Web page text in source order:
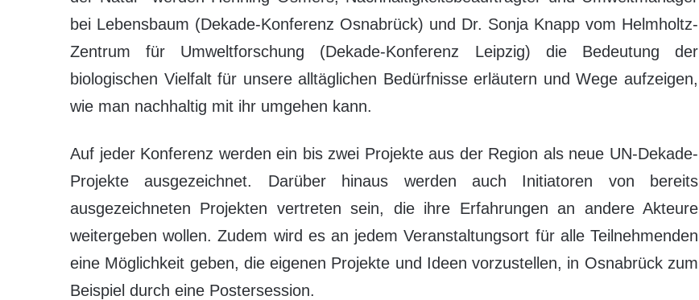
bei Lebensbaum (Dekade-Konferenz Osnabrück) und Dr. Sonja Knapp vom Helmholtz-
Zentrum für Umweltforschung (Dekade-Konferenz Leipzig) die Bedeutung der
biologischen Vielfalt für unsere alltäglichen Bedürfnisse erläutern und Wege aufzeigen,
wie man nachhaltig mit ihr umgehen kann.
Auf jeder Konferenz werden ein bis zwei Projekte aus der Region als neue UN-Dekade-
Projekte ausgezeichnet. Darüber hinaus werden auch Initiatoren von bereits
ausgezeichneten Projekten vertreten sein, die ihre Erfahrungen an andere Akteure
weitergeben wollen. Zudem wird es an jedem Veranstaltungsort für alle Teilnehmenden
eine Möglichkeit geben, die eigenen Projekte und Ideen vorzustellen, in Osnabrück zum
Beispiel durch eine Postersession.